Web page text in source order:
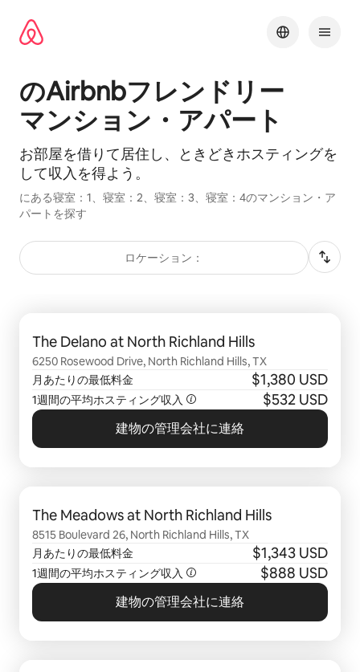
キッ
のAirbnbフ⁠レ⁠ン⁠ド⁠リ⁠ー
マ⁠ン⁠シ⁠ョ⁠ン⁠・ア⁠パ⁠ー⁠ト
お部屋を借⁠り⁠て居⁠住⁠し⁠、ときどきホスティングを
して収⁠入⁠を得⁠よ⁠う。
にある寝室：1、寝室：2、寝室：3、寝室：4のマンション・ア
パートを探す
ロケーション：
The Delano at North Richland Hills
6250 Rosewood Drive, North Richland Hills, TX
月あたりの最低料金
$1,380 USD
1週間の平均ホスティング収入 $532 USD
建物の管理会社に連絡
The Meadows at North Richland Hills
8515 Boulevard 26, North Richland Hills, TX
月あたりの最低料金
$1,343 USD
1週間の平均ホスティング収入 $888 USD
建物の管理会社に連絡